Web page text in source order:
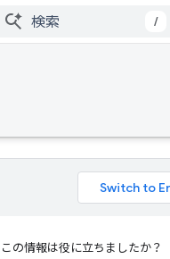
/
この情報は役に立ちましたか？